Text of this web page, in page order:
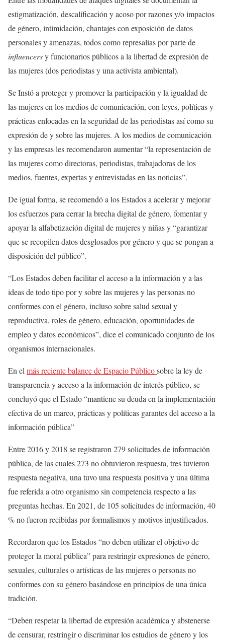
estigmatización, descalificación y acoso por razones y/o impactos
de género, intimidación, chantajes con exposición de datos
personales y amenazas, todos como represalias por parte de
influencersy funcionarios públicos a la libertad de expresión de
las mujeres (dos periodistas y una activista ambiental).
Se Instó a proteger y promover la participación y la igualdad de
las mujeres en los medios de comunicación, con leyes, políticas y
prácticas enfocadas en la seguridad de las periodistas así como su
expresión de y sobre las mujeres. A los medios de comunicación
y las empresas les recomendaron aumentar “la representación de
las mujeres como directoras, periodistas, trabajadoras de los
medios, fuentes, expertas y entrevistadas en las noticias”.
De igual forma, se recomendó a los Estados a acelerar y mejorar
los esfuerzos para cerrar la brecha digital de género, fomentar y
apoyar la alfabetización digital de mujeres y niñas y “garantizar
que se recopilen datos desglosados por género y que se pongan a
disposición del público”.
“Los Estados deben facilitar el acceso a la información y a las
ideas de todo tipo por y sobre las mujeres y las personas no
conformes con el género, incluso sobre salud sexual y
reproductiva, roles de género, educación, oportunidades de
empleo y datos económicos”, dice el comunicado conjunto de los
organismos internacionales.
En el más reciente balance de Espacio Públicosobre la ley de
transparencia y acceso a la información de interés público, se
concluyó que el Estado “mantiene su deuda en la implementación
efectiva de un marco, prácticas y políticas garantes del acceso a la
información pública”
Entre 2016 y 2018 se registraron 279 solicitudes de información
pública, de las cuales 273 no obtuvieron respuesta, tres tuvieron
respuesta negativa, una tuvo una respuesta positiva y una última
fue referida a otro organismo sin competencia respecto a las
preguntas hechas. En 2021, de 105 solicitudes de información, 40
% no fueron recibidas por formalismos y motivos injustificados.
Recordaron que los Estados “no deben utilizar el objetivo de
proteger la moral pública” para restringir expresiones de género,
sexuales, culturales o artísticas de las mujeres o personas no
conformes con su género basándose en principios de una única
tradición.
“Deben respetar la libertad de expresión académica y abstenerse
de censurar, restringir o discriminar los estudios de género y los